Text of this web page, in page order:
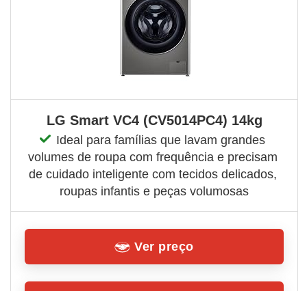
LG Smart VC4 (CV5014PC4) 14kg
Ideal para famílias que lavam grandes
volumes de roupa com frequência e precisam
de cuidado inteligente com tecidos delicados,
roupas infantis e peças volumosas
Ver preço